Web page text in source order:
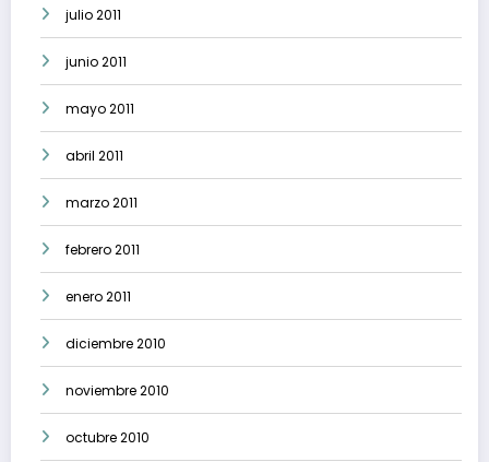
julio 2011
junio 2011
mayo 2011
abril 2011
marzo 2011
febrero 2011
enero 2011
diciembre 2010
noviembre 2010
octubre 2010